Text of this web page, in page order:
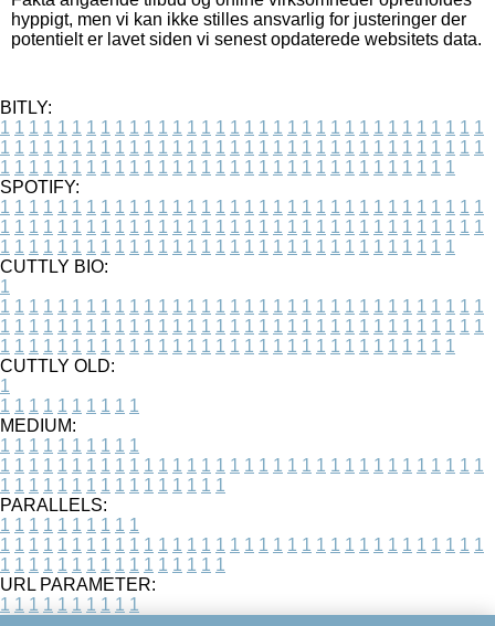
hyppigt, men vi kan ikke stilles ansvarlig for justeringer der
potentielt er lavet siden vi senest opdaterede websitets data.
BITLY:
1 1 1 1 1 1 1 1 1 1 1 1 1 1 1 1 1 1 1 1 1 1 1 1 1 1 1 1 1 1 1 1 1 1
1 1 1 1 1 1 1 1 1 1 1 1 1 1 1 1 1 1 1 1 1 1 1 1 1 1 1 1 1 1 1 1 1 1
1 1 1 1 1 1 1 1 1 1 1 1 1 1 1 1 1 1 1 1 1 1 1 1 1 1 1 1 1 1 1 1
SPOTIFY:
1 1 1 1 1 1 1 1 1 1 1 1 1 1 1 1 1 1 1 1 1 1 1 1 1 1 1 1 1 1 1 1 1 1
1 1 1 1 1 1 1 1 1 1 1 1 1 1 1 1 1 1 1 1 1 1 1 1 1 1 1 1 1 1 1 1 1 1
1 1 1 1 1 1 1 1 1 1 1 1 1 1 1 1 1 1 1 1 1 1 1 1 1 1 1 1 1 1 1 1
CUTTLY BIO:
1
1 1 1 1 1 1 1 1 1 1 1 1 1 1 1 1 1 1 1 1 1 1 1 1 1 1 1 1 1 1 1 1 1 1
1 1 1 1 1 1 1 1 1 1 1 1 1 1 1 1 1 1 1 1 1 1 1 1 1 1 1 1 1 1 1 1 1 1
1 1 1 1 1 1 1 1 1 1 1 1 1 1 1 1 1 1 1 1 1 1 1 1 1 1 1 1 1 1 1 1
CUTTLY OLD:
1
1 1 1 1 1 1 1 1 1 1
MEDIUM:
1 1 1 1 1 1 1 1 1 1
1 1 1 1 1 1 1 1 1 1 1 1 1 1 1 1 1 1 1 1 1 1 1 1 1 1 1 1 1 1 1 1 1 1
1 1 1 1 1 1 1 1 1 1 1 1 1 1 1 1
PARALLELS:
1 1 1 1 1 1 1 1 1 1
1 1 1 1 1 1 1 1 1 1 1 1 1 1 1 1 1 1 1 1 1 1 1 1 1 1 1 1 1 1 1 1 1 1
1 1 1 1 1 1 1 1 1 1 1 1 1 1 1 1
URL PARAMETER:
1 1 1 1 1 1 1 1 1 1